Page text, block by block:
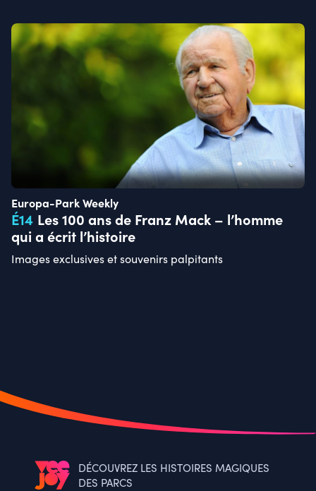
Europa-Park Weekly
É14 Les 100 ans de Franz Mack – l’homme
qui a écrit l’histoire
Images exclusives et souvenirs palpitants
DÉCOUVREZ LES HISTOIRES MAGIQUES
DES PARCS